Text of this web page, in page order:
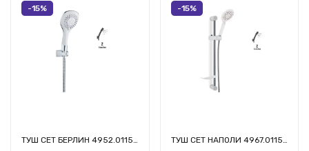
-15%
ТУШ СЕТ БЕРЛИН 4952.01150.БМ.3
-15%
ТУШ СЕТ НАПОЛИ 4967.01150.ПС.2